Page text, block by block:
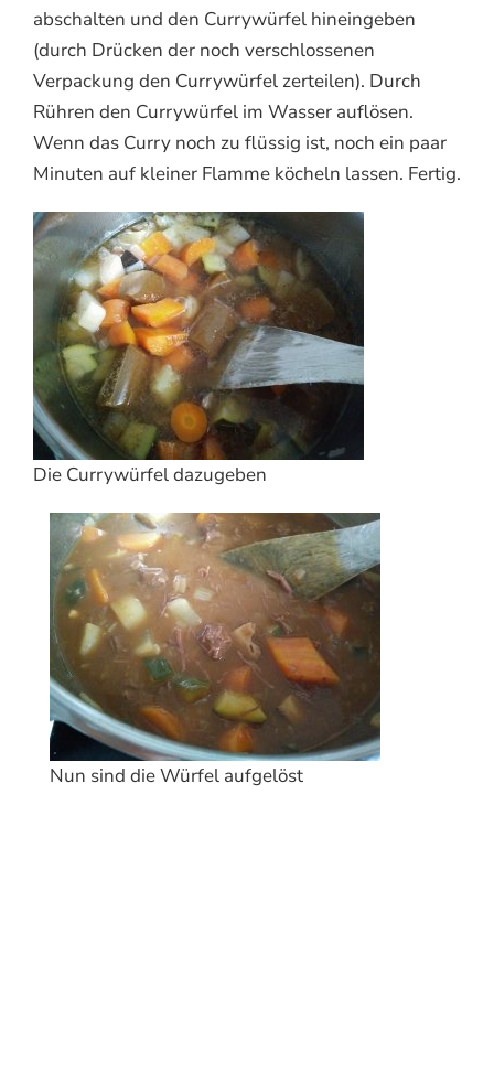
abschalten und den Currywürfel hineingeben
(durch Drücken der noch verschlossenen
Verpackung den Currywürfel zerteilen). Durch
Rühren den Currywürfel im Wasser auflösen.
Wenn das Curry noch zu flüssig ist, noch ein paar
Minuten auf kleiner Flamme köcheln lassen. Fertig.
Die Currywürfel dazugeben
Nun sind die Würfel aufgelöst